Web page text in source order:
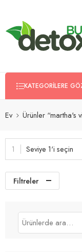
KATEGORILERE
Ev Ürünler “martha's
Seviye 1'i seçin
Filtreler